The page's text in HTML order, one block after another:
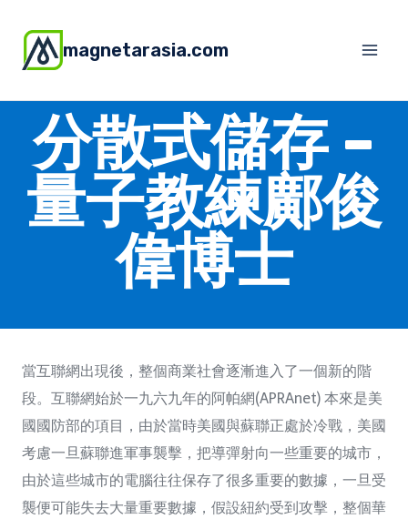
magnetarasia.com
分散式儲存 –
量子教練鄺俊
偉博士
當互聯網出現後，整個商業社會逐漸進入了一個新的階
段。互聯網始於一九六九年的阿帕網(APRAnet) 本來是美
國國防部的項目，由於當時美國與蘇聯正處於冷戰，美國
考慮一旦蘇聯進軍事襲擊，把導彈射向一些重要的城市，
由於這些城市的電腦往往保存了很多重要的數據，一旦受
襲便可能失去大量重要數據，假設紐約受到攻擊，整個華